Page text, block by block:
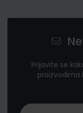
Prijavite se
proizvodima